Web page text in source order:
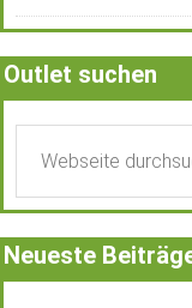
Outlet suchen
Neueste